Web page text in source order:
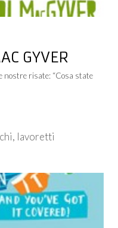
GYVER
nostre risate: “Cosa state
, lavoretti